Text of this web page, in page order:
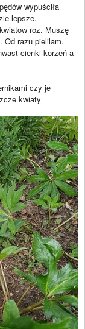
wypuściła
lepsze.
roz. Muszę
razu pielilam.
cienki korzeń a
czy je
kwiaty